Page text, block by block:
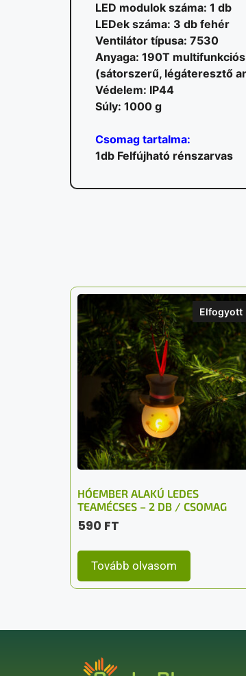
LED modulok száma: 1 db
LEDek száma: 3 db fehér
Ventilátor típusa: 7530
Anyaga: 190T
(sátorszerű, légáteresztő
Védelem: IP44
Súly: 1000 g
Csomag tartalma:
1db Felfújható rénszarvas
Elfogyott
HÓEMBER ALAKÚ LEDES
TEAMÉCSES – 2 DB / CSOMAG
590 FT
Tovább olvasom